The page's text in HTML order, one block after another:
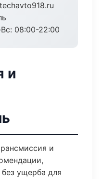
08:00-22:00
и
и
ущерба для